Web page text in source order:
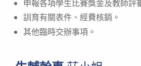
申報各項學生比賽獎金及教師評
訓育有關表件、經費核銷。
其他臨時交辦事項。